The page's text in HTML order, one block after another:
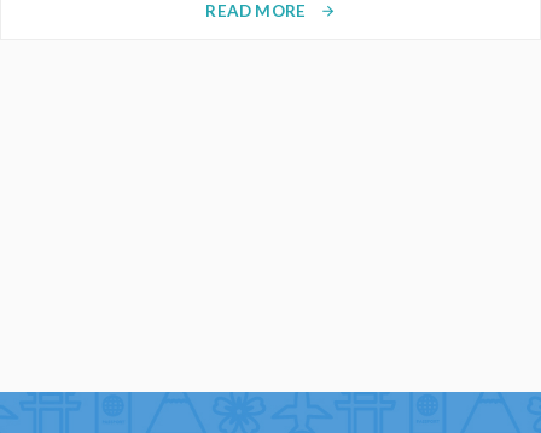
READ MORE arrow_forward